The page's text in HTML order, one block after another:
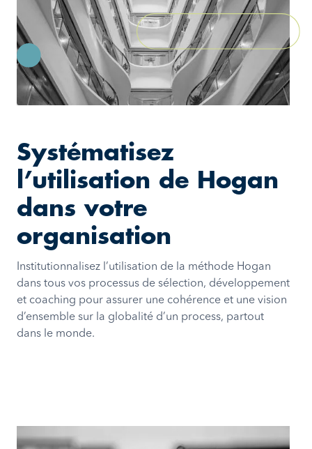
Systématisez
l’utilisation de Hogan
dans votre
organisation
Institutionnalisez l’utilisation de la méthode Hogan
dans tous vos processus de sélection, développement
et coaching pour assurer une cohérence et une vision
d’ensemble sur la globalité d’un process, partout
dans le monde.